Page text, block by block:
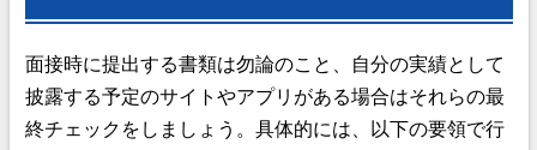
面接時に提出する書類は勿論のこと、自分の実績として
披露する予定のサイトやアプリがある場合はそれらの最
終チェックをしましょう。具体的には、以下の要領で行